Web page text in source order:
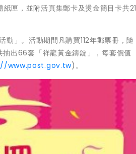
匣，並附活頁集郵卡及燙金簡目卡共21
動」。活動期間凡購買112年郵票冊，隨
出66套「祥龍黃金鑄錠」，每套價值
www.post.gov.tw)。